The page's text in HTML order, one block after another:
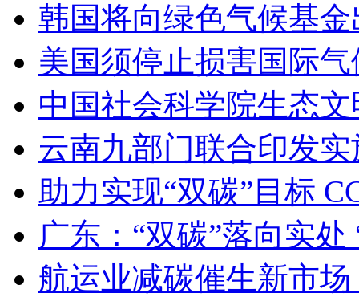
韩国将向绿色气候基
美国须停止损害国际
中国社会科学院生态
云南九部门联合印发
助力实现“双碳”目标
广东：“双碳”落向实处
航运业减碳催生新市